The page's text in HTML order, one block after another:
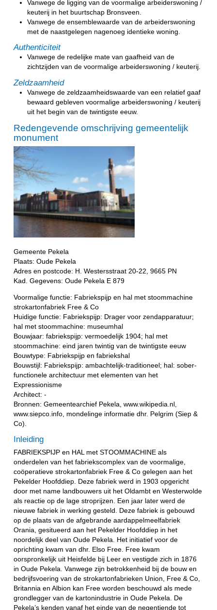
Vanwege de ligging van de voormalige arbeiderswoning /
keuterij in het buurtschap Bronsveen.
Vanwege de ensemblewaarde van de arbeiderswoning
met de naastgelegen nagenoeg identieke woning.
Authenticiteit
Vanwege de redelijke mate van gaafheid van de
zichtzijden van de voormalige arbeiderswoning / keuterij.
Zeldzaamheid
Vanwege de zeldzaamheidswaarde van een relatief gaaf
bewaard gebleven voormalige arbeiderswoning / keuterij
uit het begin van de twintigste eeuw.
Redengevende omschrijving gemeentelijk
monument
Gemeente Pekela
Plaats: Oude Pekela
Adres en postcode: H. Westersstraat 20-22, 9665 PN
Kad. Gegevens: Oude Pekela E 879
Voormalige functie: Fabriekspijp en hal met stoommachine
strokartonfabriek Free & Co
Huidige functie: Fabriekspijp: Drager voor zendapparatuur;
hal met stoommachine: museumhal
Bouwjaar: fabriekspijp: vermoedelijk 1904; hal met
stoommachine: eind jaren twintig van de twintigste eeuw
Bouwtype: Fabriekspijp en fabriekshal
Bouwstijl: Fabriekspijp: ambachtelijk-traditioneel; hal: sober-
functionele architectuur met elementen van het
Expressionisme
Architect: -
Bronnen: Gemeentearchief Pekela, www.wikipedia.nl,
www.siepco.info, mondelinge informatie dhr. Pelgrim (Siep &
Co).
Inleiding
FABRIEKSPIJP en HAL met STOOMMACHINE als
onderdelen van het fabriekscomplex van de voormalige,
coöperatieve strokartonfabriek Free & Co gelegen aan het
Pekelder Hoofddiep. Deze fabriek werd in 1903 opgericht
door met name landbouwers uit het Oldambt en Westerwolde
als reactie op de lage stroprijzen. Een jaar later werd de
nieuwe fabriek in werking gesteld. Deze fabriek is gebouwd
op de plaats van de afgebrande aardappelmeelfabriek
Orania, gesitueerd aan het Pekelder Hoofddiep in het
noordelijk deel van Oude Pekela. Het initiatief voor de
oprichting kwam van dhr. Elso Free. Free kwam
oorspronkelijk uit Heisfelde bij Leer en vestigde zich in 1876
in Oude Pekela. Vanwege zijn betrokkenheid bij de bouw en
bedrijfsvoering van de strokartonfabrieken Union, Free & Co,
Britannia en Albion kan Free worden beschouwd als mede
grondlegger van de kartonindustrie in Oude Pekela. De
Pekela’s kenden vanaf het einde van de negentiende tot